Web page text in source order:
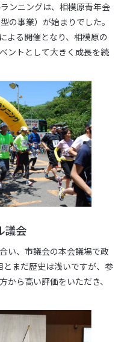
ンニングは、相模原⻘年会
の事業）が始まりでした。
よる開催となり、相模原の
ントとして⼤きく成⻑を続
議会
い、市議会の本会議場で政
まだ歴史は浅いですが、参
から⾼い評価をいただき、